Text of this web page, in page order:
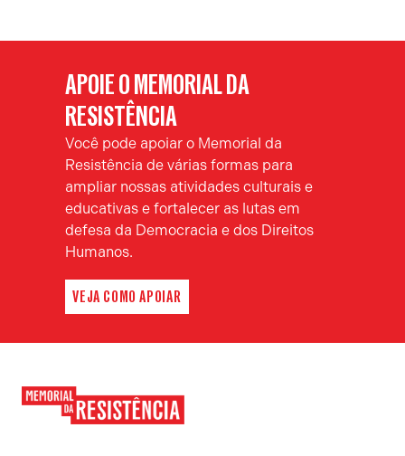
APOIE O MEMORIAL DA
RESISTÊNCIA
Você pode apoiar o Memorial da
Resistência de várias formas para
ampliar nossas atividades culturais e
educativas e fortalecer as lutas em
defesa da Democracia e dos Direitos
Humanos.
VEJA COMO APOIAR